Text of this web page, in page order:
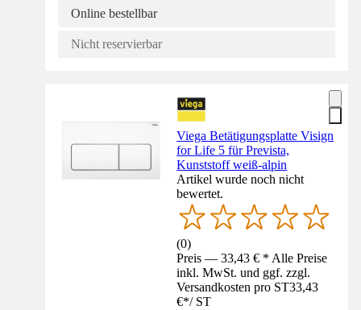
Online bestellbar
Nicht reservierbar
Viega Betätigungsplatte Visign
for Life 5 für Prevista,
Kunststoff weiß-alpin
Artikel wurde noch nicht
bewertet.
(0)
Preis — 33,43 € * Alle Preise
inkl. MwSt. und ggf. zzgl.
Versandkosten pro ST33,43
€*/ ST